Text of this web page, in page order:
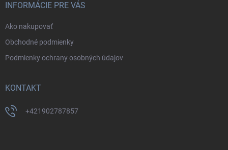
INFORMÁCIE PRE VÁS
Ako nakupovať
Obchodné podmienky
Podmienky ochrany osobných údajov
KONTAKT
+421902787857